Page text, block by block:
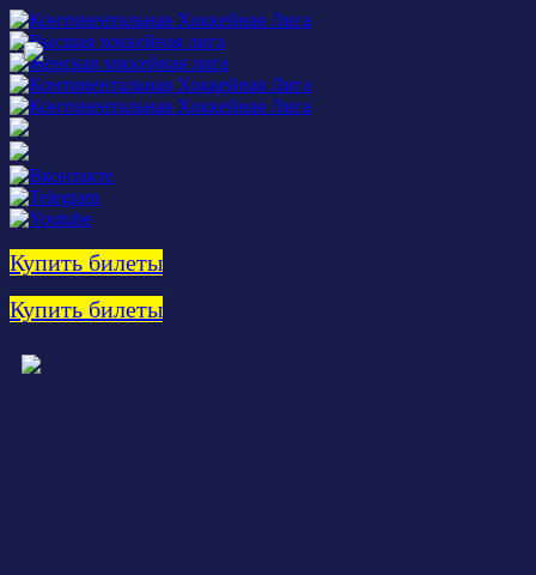
Купить билеты
Купить билеты